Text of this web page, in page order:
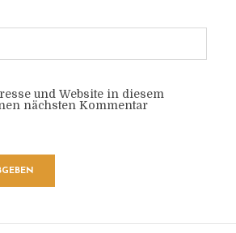
und Website in diesem
nächsten Kommentar